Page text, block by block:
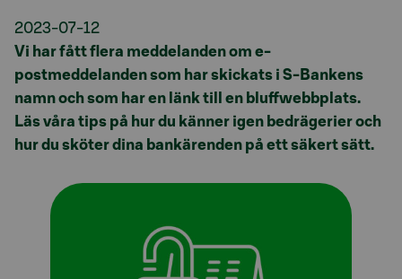
2023-07-12
Vi har fått flera meddelanden om e-
postmeddelanden som har skickats i S-Bankens
namn och som har en länk till en bluffwebbplats.
Läs våra tips på hur du känner igen bedrägerier och
hur du sköter dina bankärenden på ett säkert sätt.